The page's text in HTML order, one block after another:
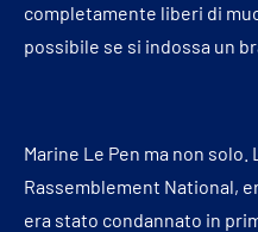
completamente liberi di
possibile se si indossa un
Marine Le Pen ma non
Rassemblement National,
era stato condannato in